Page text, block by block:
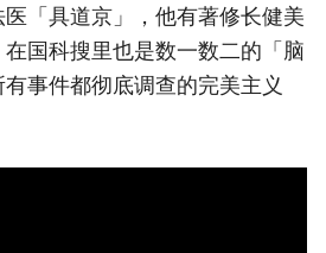
「具道京」，他有著修长健美
国科搜里也是数一数二的「脑
事件都彻底调查的完美主义